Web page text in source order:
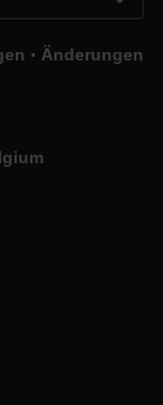
. Änderungen